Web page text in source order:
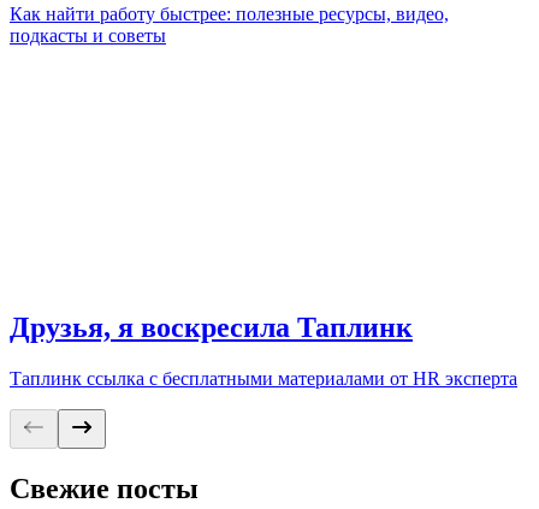
Как найти работу быстрее: полезные ресурсы, видео,
подкасты и советы
Друзья, я воскресила Таплинк
Таплинк ссылка с бесплатными материалами от HR эксперта
Свежие посты